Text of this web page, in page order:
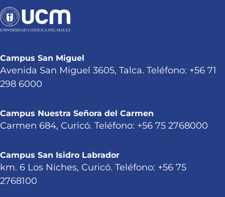
Campus San Miguel
Avenida San Miguel 3605, Talca. Teléfono: +56 71
298 6000
Campus Nuestra Señora del Carmen
Carmen 684, Curicó. Teléfono: +56 75 2768000
Campus San Isidro Labrador
km. 6 Los Niches, Curicó. Teléfono: +56 75
2768100